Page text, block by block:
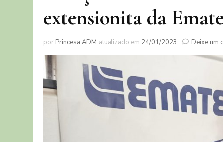
extensionita da
por Princesa ADM atualizado em 24/01/2023 Deixe um